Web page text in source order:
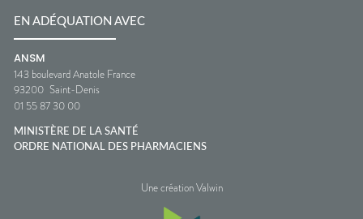
EN ADÉQUATION AVEC
ANSM
143 boulevard Anatole France
93200 Saint-Denis
01 55 87 30 00
MINISTÈRE DE LA SANTÉ
ORDRE NATIONAL DES PHARMACIENS
Une création Valwin